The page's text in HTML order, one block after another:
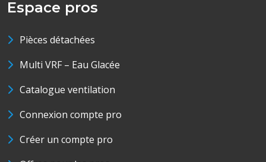
Espace pros
Pièces détachées
Multi VRF – Eau Glacée
Catalogue ventilation
Connexion compte pro
Créer un compte pro